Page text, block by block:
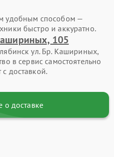
удобным способом —
быстро и аккуратно.
105
ул. Бр. Кашириных,
в сервис самостоятельно
доставкой.
о доставке